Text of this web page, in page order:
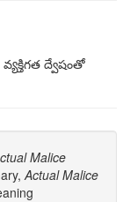
వ్యక్తిగత ద్వేషంతో
Malice
Actual Malice